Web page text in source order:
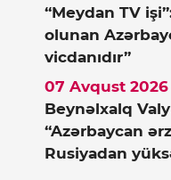
“Meydan TV
olunan
vicdanıdır”
Beynəlxalq
“Azərbaycan
Rusiyadan
07 Avqust 2026